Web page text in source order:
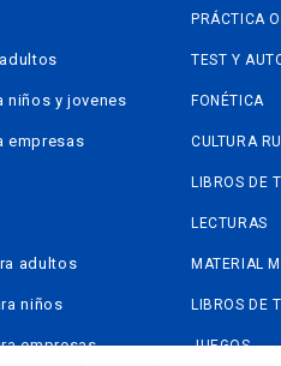
niños y jovenes
empresas
adultos
niños
empresas
PRÁCTICA
TEST Y
FONÉTICA
CULTURA
LIBROS DE
LECTURAS
MATERIAL
LIBROS DE
JUEGOS